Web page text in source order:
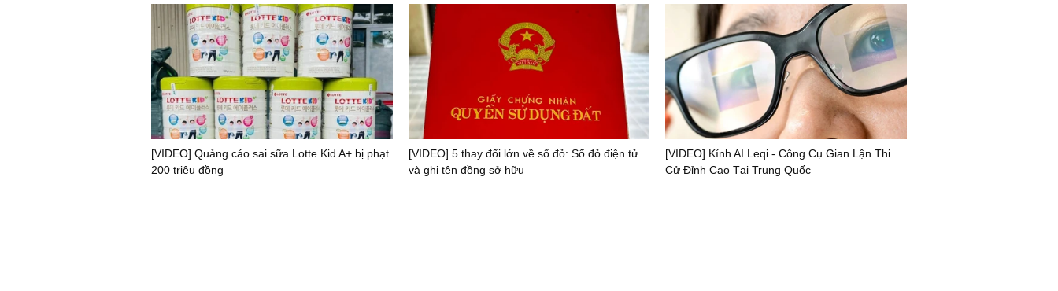
[VIDEO] Quảng cáo sai sữa Lotte Kid A+ bị phạt
200 triệu đồng
[VIDEO] 5 thay đổi lớn về sổ đỏ: Sổ đỏ điện tử
và ghi tên đồng sở hữu
[VIDEO] Kính AI Leqi - Công Cụ Gian Lận Thi
Cử Đỉnh Cao Tại Trung Quốc